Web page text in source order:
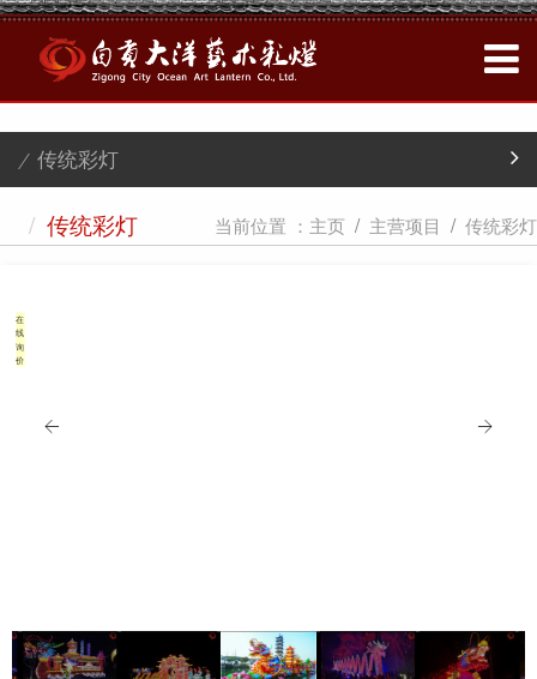
/ 传统彩灯
/ 传统彩灯 当前位置 ： 主页 主营项目 传统彩灯
在
线
询
价